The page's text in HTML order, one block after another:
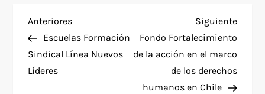
diversificación de las
audiencias. Descripción
financiamiento total o
parcial para…
N
a
v
Entrada
anterior
Anteriores
Escuelas Formación
Sindical Línea Nuevos
Líderes
Siguiente
Fondo Fortalecimiento
de la acción en el marco
de los derechos
humanos en Chile